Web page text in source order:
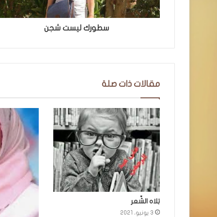
سطورك ليست شجن
مقالات ذات صلة
بَلاه الشِّعر
3 يونيو، 2021